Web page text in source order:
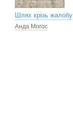
Шлях крізь жалобу
Анда Могос